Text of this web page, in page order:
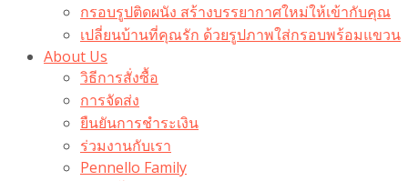
กรอบรูปติดผนัง สร้างบรรยากาศใหม่ให้เข้ากับคุณ
เปลี่ยนบ้านที่คุณรัก ด้วยรูปภาพใส่กรอบพร้อมแขวน​
About Us
วิธีการสั่งซื้อ
การจัดส่ง
ยืนยันการชำระเงิน
ร่วมงานกับเรา
Pennello Family